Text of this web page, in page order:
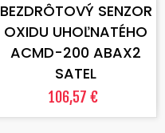
BEZDRÔTOVÝ SENZOR
OXIDU UHOĽNATÉHO
ACMD-200 ABAX2
SATEL
106,57 €